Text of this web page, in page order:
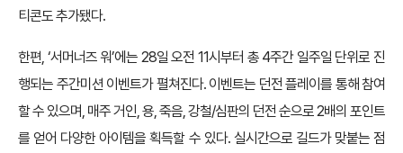
티콘도 추가됐다.
한편, ‘서머너즈 워’에는 28일 오전 11시부터 총 4주간 일주일 단위로 진
행되는 주간미션 이벤트가 펼쳐진다. 이벤트는 던전 플레이를 통해 참여
할 수 있으며, 매주 거인, 용, 죽음, 강철/심판의 던전 순으로 2배의 포인트
를 얻어 다양한 아이템을 획득할 수 있다. 실시간으로 길드가 맞붙는 점